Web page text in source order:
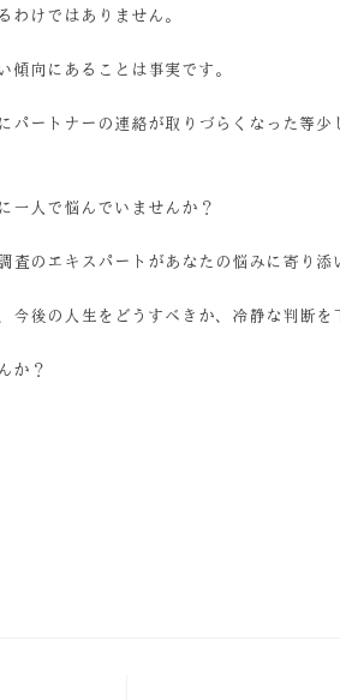
わけではありません。
傾向にあることは事実です。
パートナーの連絡が取りづらくなった等
一人で悩んでいませんか？
のエキスパートがあなたの悩みに寄り添
後の人生をどうすべきか、冷静な判断を
か？